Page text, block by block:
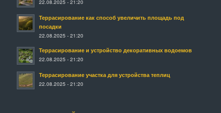
22.08.2025 - 21:20
Террасирование как способ увеличить площадь под
посадки
22.08.2025 - 21:20
Террасирование и устройство декоративных водоемов
22.08.2025 - 21:20
Террасирование участка для устройства теплиц
22.08.2025 - 21:20